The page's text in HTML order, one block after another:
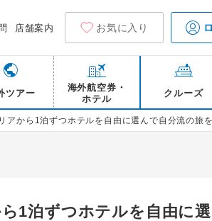
店舗案内 お気に入り
ツアー
海外航空券・
ホテル
クルーズ
から1泊ずつホテルを自由に選んで自分流の旅
1泊ずつホテルを自由に